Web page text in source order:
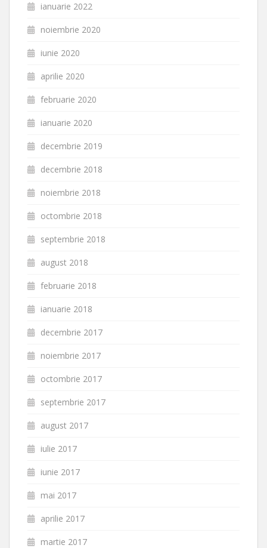
ianuarie 2022
noiembrie 2020
iunie 2020
aprilie 2020
februarie 2020
ianuarie 2020
decembrie 2019
decembrie 2018
noiembrie 2018
octombrie 2018
septembrie 2018
august 2018
februarie 2018
ianuarie 2018
decembrie 2017
noiembrie 2017
octombrie 2017
septembrie 2017
august 2017
iulie 2017
iunie 2017
mai 2017
aprilie 2017
martie 2017